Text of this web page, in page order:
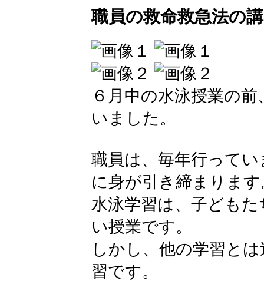
職員の救命救急法の
６月中の水泳授業の
いました。
職員は、毎年行って
に身が引き締まります
水泳学習は、子ども
い授業です。
しかし、他の学習と
習です。